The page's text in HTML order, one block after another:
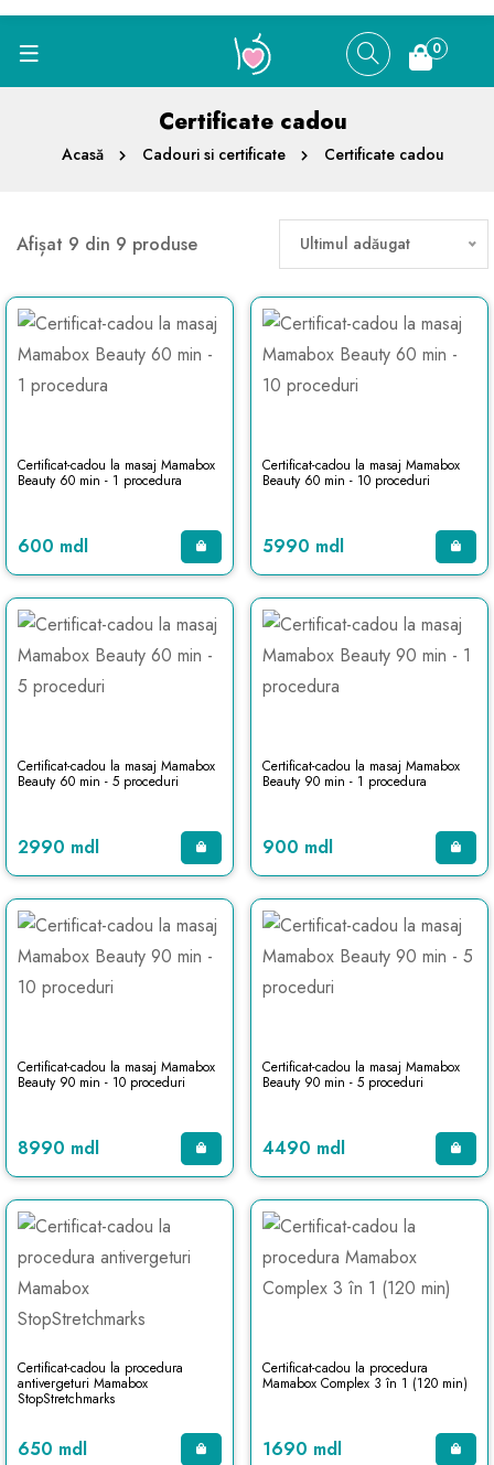
0
Certificate cadou
Acasă Cadouri si certificate Certificate cadou
Afișat 9 din 9 produse Ultimul adăugat
Certificat-cadou la masaj Mamabox
Beauty 60 min - 1 procedura
600 mdl
Certificat-cadou la masaj Mamabox
Beauty 60 min - 10 proceduri
5990 mdl
Certificat-cadou la masaj Mamabox
Beauty 60 min - 5 proceduri
2990 mdl
Certificat-cadou la masaj Mamabox
Beauty 90 min - 1 procedura
900 mdl
Certificat-cadou la masaj Mamabox
Beauty 90 min - 10 proceduri
8990 mdl
Certificat-cadou la masaj Mamabox
Beauty 90 min - 5 proceduri
4490 mdl
Certificat-cadou la procedura
antivergeturi Mamabox
StopStretchmarks
650 mdl
Certificat-cadou la procedura
Mamabox Complex 3 în 1 (120 min)
1690 mdl